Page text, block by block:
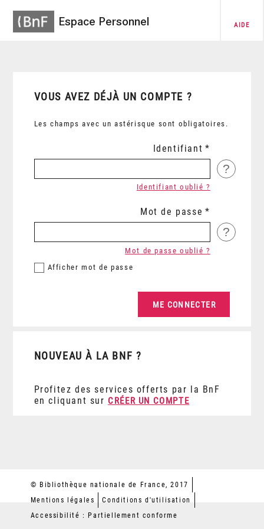
Espace Personnel AIDE
VOUS AVEZ DÉJÀ UN COMPTE ?
Les champs avec un astérisque sont obligatoires.
Identifiant
?
Identifiant oublié ?
Mot de passe
?
Afficher mot de passe
Mot de passe oublié ?
NOUVEAU À LA BNF ?
Profitez des services offerts par la BnF
en cliquant sur CRÉER UN COMPTE
© Bibliothèque nationale de France, 2017
Mentions légales
Conditions d'utilisation
Accessibilité : Partiellement conforme